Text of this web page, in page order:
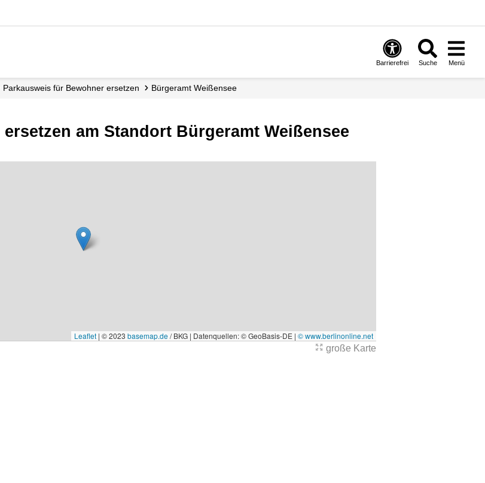
Barrierefrei Suche Menü
Parkausweis für Bewohner ersetzen Bürgeramt Weißensee
am Standort Bürgeramt Weißensee
Leaflet | © 2023 basemap.de/ BKG | Datenquellen: © GeoBasis-DE | © www.berlinonline.net
große Karte